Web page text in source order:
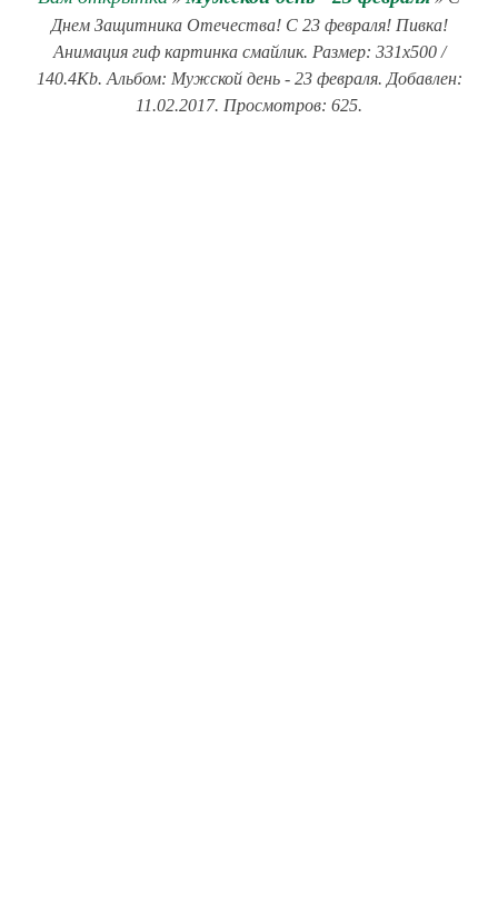
Днем Защитника Отечества! С 23 февраля! Пивка!
Анимация гиф картинка смайлик. Размер: 331x500 /
140.4Kb. Альбом: Мужской день - 23 февраля. Добавлен:
11.02.2017. Просмотров: 625.